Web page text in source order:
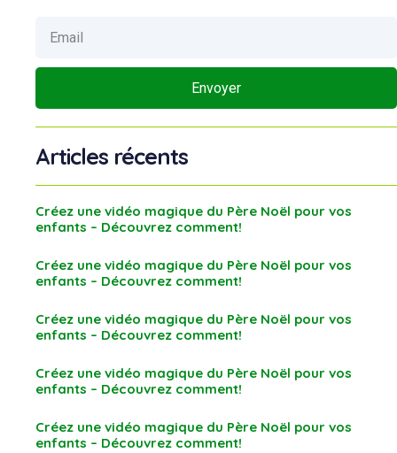
Envoyer
Articles récents
Créez une vidéo magique du Père Noël pour vos
enfants – Découvrez comment!
Créez une vidéo magique du Père Noël pour vos
enfants – Découvrez comment!
Créez une vidéo magique du Père Noël pour vos
enfants – Découvrez comment!
Créez une vidéo magique du Père Noël pour vos
enfants – Découvrez comment!
Créez une vidéo magique du Père Noël pour vos
enfants – Découvrez comment!